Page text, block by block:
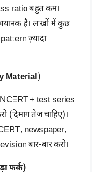
ratio बहुत कम।
है। लाखों में कुछ
ज़्यादा
Material)
NCERT+ test series
(दिमाग तेज चाहिए)।
newspaper,
बार-बार करो।
फर्क)